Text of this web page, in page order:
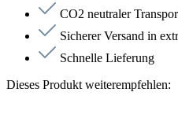
CO2 neutraler
Sicherer Versand in
Schnelle Lieferung
Dieses Produkt weiterempfehlen: